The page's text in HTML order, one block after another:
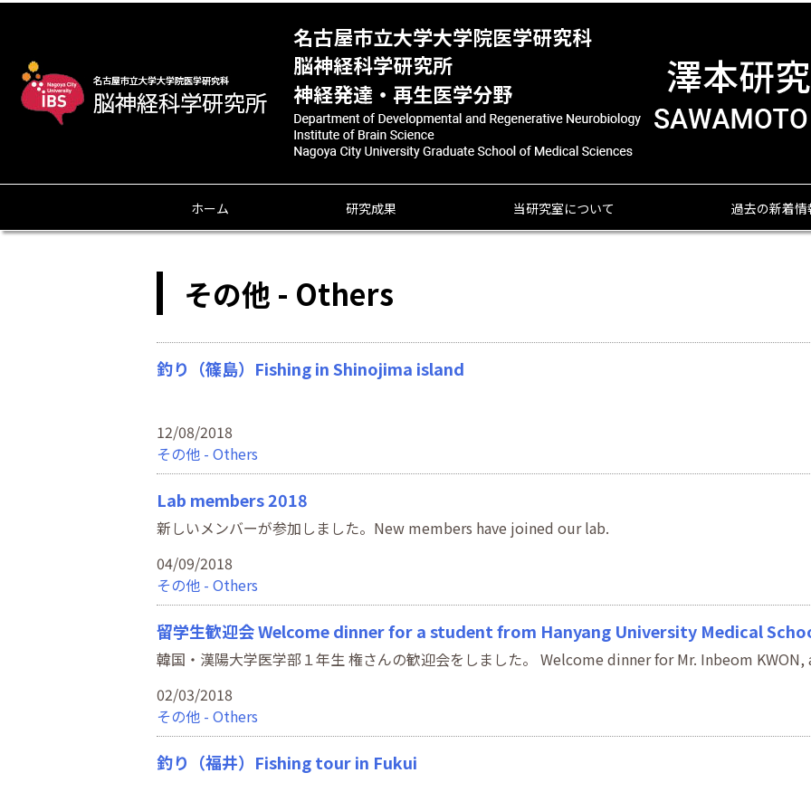
ホーム 研究成果 当研究室について 過去の新着情
その他 - Others
釣り（篠島）Fishing in Shinojima island
12/08/2018
その他 - Others
Lab members 2018
新しいメンバーが参加しました。New members have joined our lab.
04/09/2018
その他 - Others
留学生歓迎会 Welcome dinner for a student from Hanyang University Medical
韓国・漢陽大学医学部１年生 権さんの歓迎会をしました。 Welcome dinner for Mr. Inbeom
02/03/2018
その他 - Others
釣り（福井）Fishing tour in Fukui